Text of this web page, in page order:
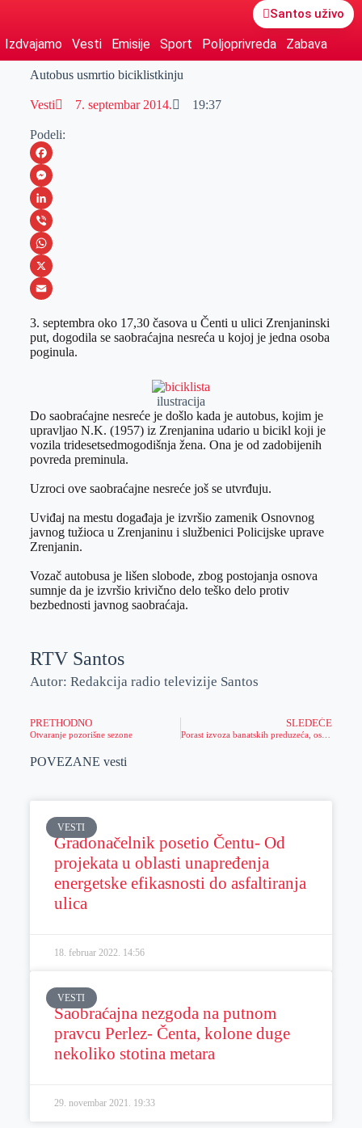
Santos uživo
Izdvajamo Vesti Emisije Sport Poljoprivreda Zabava
Autobus usmrtio biciklistkinju
Vesti 7. septembar 2014. 19:37
Podeli:
F
a
c
e
b
o
k
M
e
s
s
e
g
e
L
i
n
k
d
I
V
i
b
r
W
h
t
s
p
X
m
a
3. septembra oko 17,30 časova u Čenti u ulici Zrenjaninski
put, dogodila se saobraćajna nesreća u kojoj je jedna osoba
poginula.
ilustracija
Do saobraćajne nesreće je došlo kada je autobus, kojim je
upravljao N.K. (1957) iz Zrenjanina udario u bicikl koji je
vozila tridesetsedmogodišnja žena. Ona je od zadobijenih
povreda preminula.
Uzroci ove saobraćajne nesreće još se utvrđuju.
Uviđaj na mestu događaja je izvršio zamenik Osnovnog
javnog tužioca u Zrenjaninu i službenici Policijske uprave
Zrenjanin.
Vozač autobusa je lišen slobode, zbog postojanja osnova
sumnje da je izvršio krivično delo teško delo protiv
bezbednosti javnog saobraćaja.
RTV Santos
Autor: Redakcija radio televizije Santos
PRETHODNO
Otvaranje pozorišne sezone
SLEDEĆE
POVEZANE vesti
VESTI
Gradonačelnik posetio Čentu- Od
projekata u oblasti unapređenja
energetske efikasnosti do asfaltiranja
ulica
18. februar 2022. 14:56
VESTI
Saobraćajna nezgoda na putnom
pravcu Perlez- Čenta, kolone duge
nekoliko stotina metara
29. novembar 2021. 19:33